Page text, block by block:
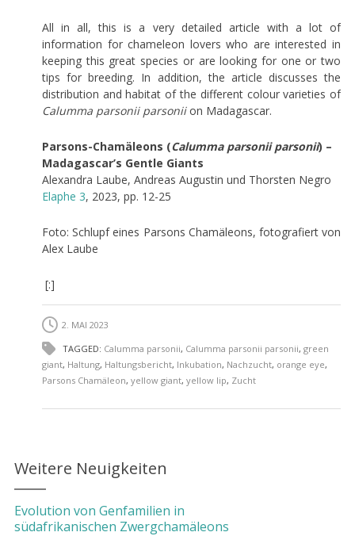
All in all, this is a very detailed article with a lot of
information for chameleon lovers who are interested in
keeping this great species or are looking for one or two
tips for breeding. In addition, the article discusses the
distribution and habitat of the different colour varieties of
Calumma parsonii parsoniion Madagascar.
Parsons-Chamäleons (Calumma parsonii parsonii) –
Madagascar’s Gentle Giants
Alexandra Laube, Andreas Augustin und Thorsten Negro
Elaphe 3, 2023, pp. 12-25
Foto: Schlupf eines Parsons Chamäleons, fotografiert von
Alex Laube
[:]
2. MAI 2023
TAGGED: Calumma parsonii, Calumma parsonii parsonii, green
giant, Haltung, Haltungsbericht, Inkubation, Nachzucht, orange eye,
Parsons Chamäleon, yellow giant, yellow lip, Zucht
Weitere Neuigkeiten
Evolution von Genfamilien in
südafrikanischen Zwergchamäleons